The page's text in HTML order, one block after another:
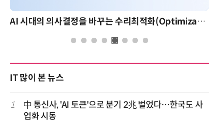
AI 시대의 의사결정을 바꾸는 수리최적화(Optimization): 실제 산업 적용 사례와 활용 전략
IT 많이 본 뉴스
1
中 통신사, 'AI 토큰'으로 분기 2兆 벌었다…한국도 사
업화 시동